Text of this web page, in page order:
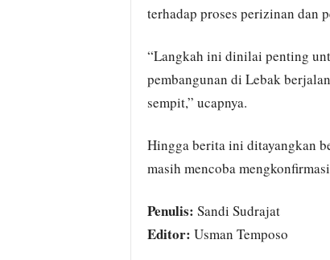
terhadap proses perizinan dan
“Langkah ini dinilai penting
pembangunan di Lebak
sempit,” ucapnya.
Hingga berita ini ditayangkan
masih mencoba
Penulis: Sandi Sudrajat
Editor: Usman Temposo